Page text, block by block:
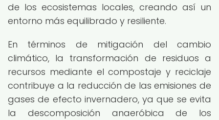
de los ecosistemas locales, creando así un
entorno más equilibrado y resiliente.
En términos de mitigación del cambio
climático, la transformación de residuos a
recursos mediante el compostaje y reciclaje
contribuye a la reducción de las emisiones de
gases de efecto invernadero, ya que se evita
la descomposición anaeróbica de los